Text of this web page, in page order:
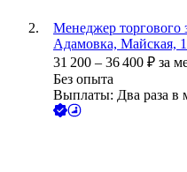
Менеджер торгового
Адамовка, Майская,
31 200 – 36 400 ₽ за
Без опыта
Выплаты: Два раза в